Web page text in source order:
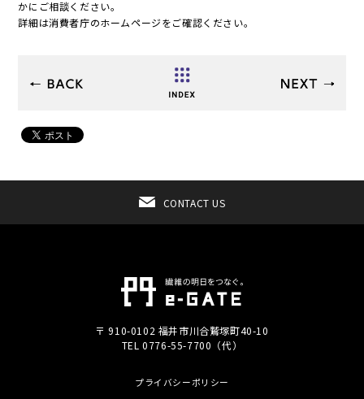
かにご相談ください。
詳細は消費者庁のホームページをご確認ください。
CONTACT US
〒 910-0102 福井市川合鷲塚町40-10
TEL 0776-55-7700（代）
プライバシーポリシー